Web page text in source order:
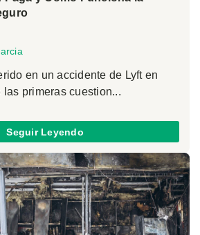
en un accidente de Lyft en
primeras cuestion...
Seguir Leyendo